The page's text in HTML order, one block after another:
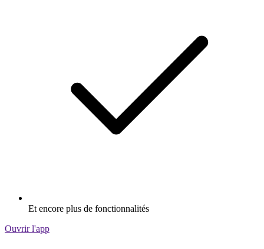
Et encore plus de fonctionnalités
Ouvrir l'app